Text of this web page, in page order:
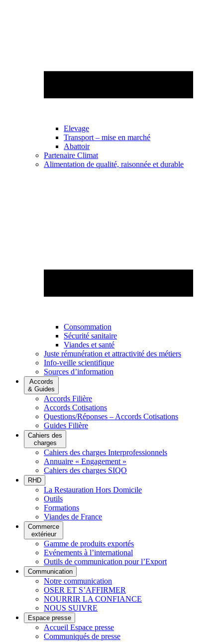
Elevage
Transport – mise en marché
Abattoir
Partenaire Climat
Alimentation de qualité, raisonnée et durable
Consommation
Sécurité sanitaire
Viandes et santé
Juste rémunération et attractivité des métiers
Info-veille scientifique
Sources d’information
Accords
& Guides
Accords Filière
Accords Cotisations
Questions/Réponses – Accords Cotisations
Guides Filière
Cahiers des
charges
Cahiers des charges Interprofessionnels
Annuaire « Engagement »
Cahiers des charges SIQO
RHD
La Restauration Hors Domicile
Outils
Formations
Viandes de France
Commerce
extérieur
Gamme de produits exportés
Evénements à l’international
Outils de communication pour l’Export
Communication
Notre communication
OSER ET S’AFFIRMER
NOURRIR LA CONFIANCE
NOUS SUIVRE
Espace presse
Accueil Espace presse
Communiqués de presse